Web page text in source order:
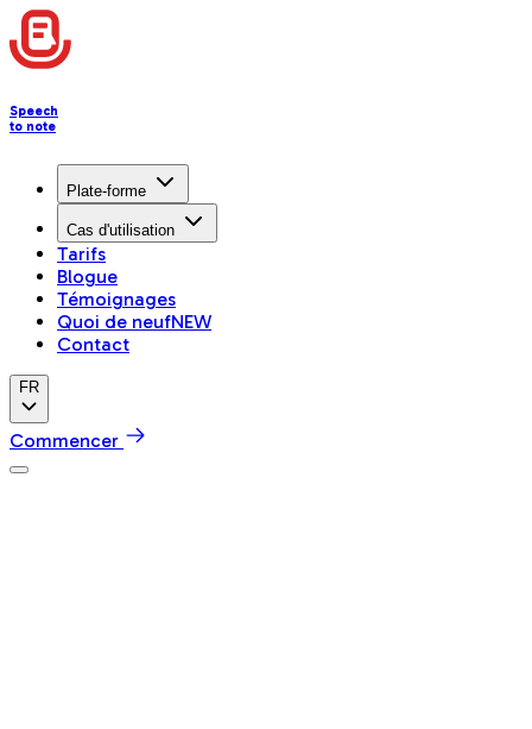
Speech
to note
Plate-forme
Cas d'utilisation
Tarifs
Blogue
Témoignages
Quoi de neufNEW
Contact
FR
Commencer